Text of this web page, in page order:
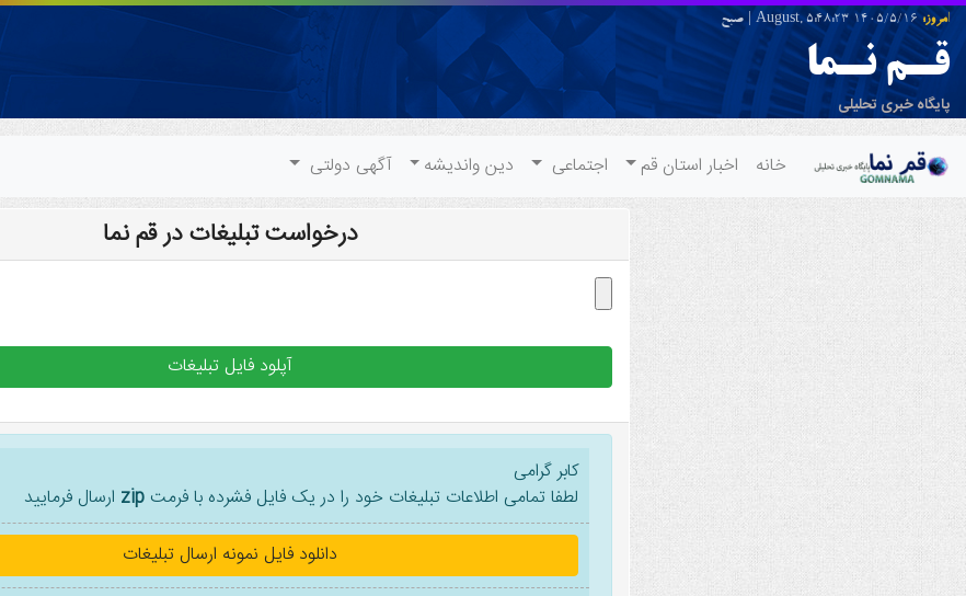
امروز:1405/5/16 August,
5:48:23
| صبح
قـم نـما
پایگاه خبری تحلیلی
خانه اخبار استان قم اجتماعی دین واندیشه آگهی دولتی
درخواست تبلیغات در قم نما
آپلود فایل تبلیغات
کابر گرامی
لطفا تمامی اطلاعات تبلیغات خود را در یک فایل فشرده با فرمت zip ارسال فرمایید
دانلود فایل نمونه ارسال تبلیغات